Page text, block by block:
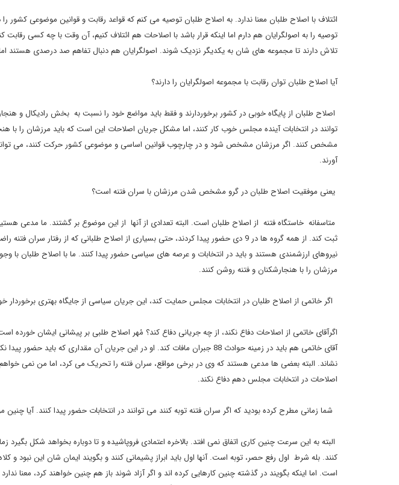
ائتلاف با اصلاح طلبان معنا ندارد. به اصلاح طلبان توصیه می کنم که قواعد رقابت و قوانین موضوعی کشور را
توصیه را به اصولگرایان هم دارم اما اینکه قرار باشد با اصلاحات هم ائتلاف کنیم، آن وقت با چه کسی رقابت
تلاش دارند تا مجموعه های شان به یکدیگر نزدیک شوند. اصولگرایان هم دنبال تفاهم صد درصدی هستند اما ممکن است در
آیا اصلاح طلبان توان رقابت با مجموعه اصولگرایان را دارند؟
اصلاح طلبان از پایگاه خوبی در کشور برخوردارند و فقط باید مواضع خود را نسبت به بخش رادیکال و
توانند در انتخابات آینده مجلس خوب کار کنند، اما مشکل جریان اصلاحات این است که باید مرزشان را با
مشخص کنند. اگر مرزشان مشخص شود و در چارچوب قوانین اساسی و موضوعی کشور حرکت کنند، می
آورند.
یعنی موفقیت اصلاح طلبان در گرو مشخص شدن مرزشان با سران فتنه است؟
ثبت کند. از همه گروه ها در 9 دی حضور پیدا کردند، حتی بسیاری از اصلاح طلبانی که از رفتار
نیروهای ارزشمندی هستند و باید در انتخابات و عرصه های سیاسی حضور پیدا کنند. ما با اصلاح طلبان با
مرزشان را با هنجارشکنان و فتنه روشن کنند.
اگر خاتمی از اصلاح طلبان در انتخابات مجلس حمایت کند، این جریان سیاسی از جایگاه بهتری برخوردار
اگرآقای خاتمی از اصلاحات دفاع نکند، از چه جریانی دفاع کند؟ مُهر اصلاح طلبی بر پیشانی ایشان خورده
آقای خاتمی هم باید در زمینه حوادث 88 جبران مافات کند. او در این جریان آن مقداری
نشاند. البته بعضی ها مدعی هستند که وی در برخی مواقع، سران فتنه را تحریک می کرد، اما من نمی خواهم
اصلاحات در انتخابات مجلس دهم دفاع نکند.
شما زمانی مطرح کرده بودید که اگر سران فتنه توبه کنند می توانند در انتخابات حضور پیدا کنند. آیا
البته به این سرعت چنین کاری اتفاق نمی افتد. بالاخره اعتمادی فروپاشیده و تا دوباره بخواهد شکل
کنند. بله شرط اول رفع حصر، توبه است. آنها اول باید ابراز پشیمانی کنند و بگویند ایمان شان این نبود
است. اما اینکه بگویند در گذشته چنین کارهایی کرده اند و اگر آزاد شوند باز هم چنین خواهند کرد، معنا